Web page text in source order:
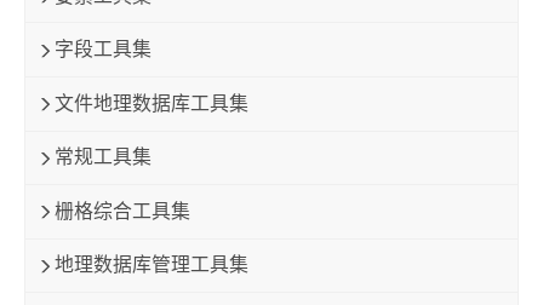
字段工具集
文件地理数据库工具集
常规工具集
栅格综合工具集
地理数据库管理工具集